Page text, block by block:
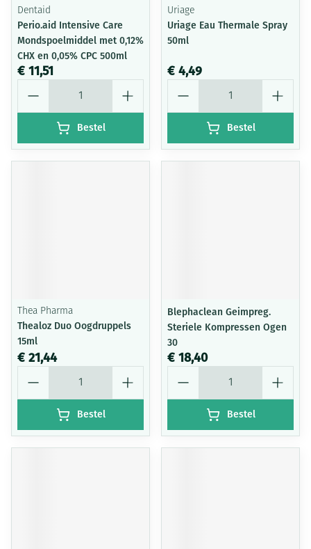
Dentaid
Perio.aid Intensive Care
Mondspoelmiddel met 0,12%
CHX en 0,05% CPC 500ml
€ 11,51
Bestel
Uriage
Uriage Eau Thermale Spray
50ml
€ 4,49
Bestel
Thea Pharma
Thealoz Duo Oogdruppels
15ml
€ 21,44
Bestel
Blephaclean Geimpreg.
Steriele Kompressen Ogen
30
€ 18,40
Bestel